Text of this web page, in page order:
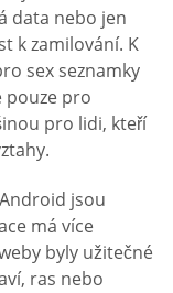
data nebo jen
k zamilování. K
sex seznamky
pouze pro
pro lidi, kteří
jsou
má více
byly užitečné
ras nebo